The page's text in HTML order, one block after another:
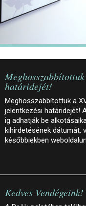
határidejét!
Meghosszabbítottuk a
jelentkezési határidejét!
ig adhatják be
kihirdetésének dátumát,
későbbiekben
Kedves Vendégeink!